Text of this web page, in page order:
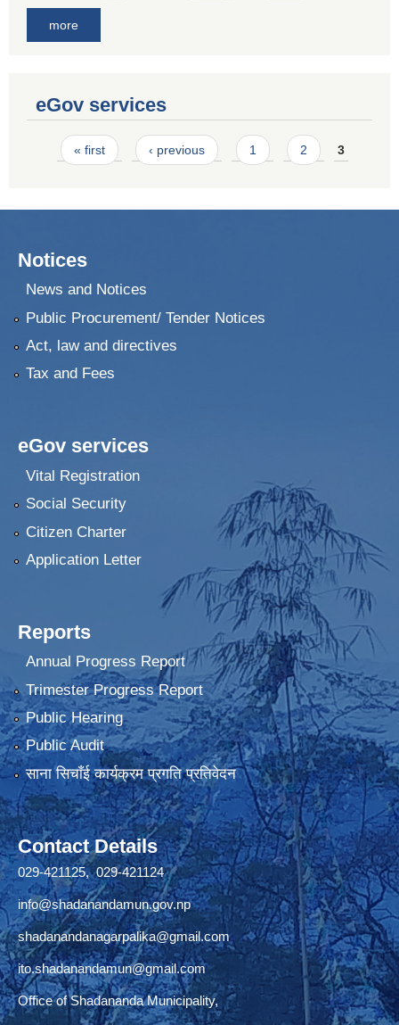
more
eGov services
Pages
« first ‹ previous 1 2 3
Notices
News and Notices
Public Procurement/ Tender Notices
Act, law and directives
Tax and Fees
eGov services
Vital Registration
Social Security
Citizen Charter
Application Letter
Reports
Annual Progress Report
Trimester Progress Report
Public Hearing
Public Audit
साना सिचाँई कार्यक्रम प्रगति प्रतिवेदन
Contact Details
029-421125, 029-421124
info@shadanandamun.gov.np
shadanandanagarpalika@gmail.com
ito.shadanandamun@gmail.com
Office of Shadananda Municipality,